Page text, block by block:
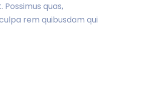
quas,
rem quibusdam qui